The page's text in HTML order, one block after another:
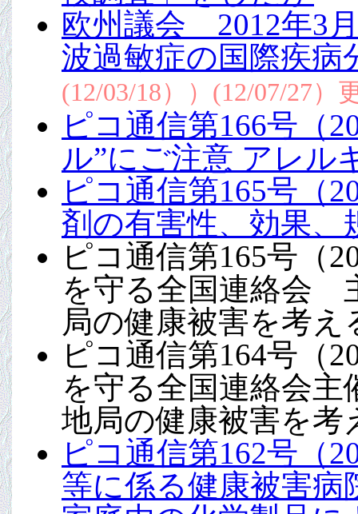
欧州議会 2012年3
波過敏症の国際疾病
(12/03/18））(12/07/27）
ピコ通信第166号（
ル”にご注意 アレル
ピコ通信第165号（
剤の有害性、効果、
ピコ通信第165号（
を守る全国連絡会
局の健康被害を考え
ピコ通信第164号（
を守る全国連絡会
地局の健康被害を考
ピコ通信第162号（
等に係る健康被害